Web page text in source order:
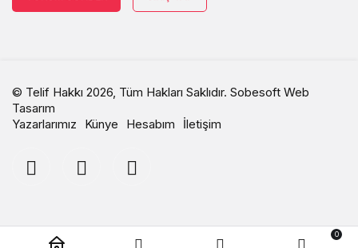
© Telif Hakkı 2026, Tüm Hakları Saklıdır. Sobesoft Web
Tasarım
Yazarlarımız
Künye Hesabım İletişim
0